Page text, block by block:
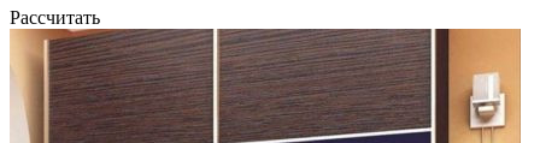
Рассчитать